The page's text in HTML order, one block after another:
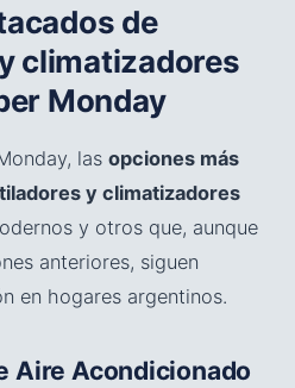
de
climatizadores
Monday
las opciones más
y climatizadores
y otros que, aunque
anteriores, siguen
en hogares argentinos.
Aire Acondicionado